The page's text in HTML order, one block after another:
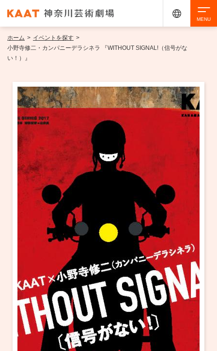
イベントを探す
・ イベント一覧
・ イベントカレンダー
ご来場案内
・ 館内サービス・アクセシビリティ
・ フロアマップ
・ レストラン/カフェ
・ よくある質問
施設を借りる
KAATについて
・ 芸術監督
・ 施設概要
・ フロアマップ
KAAT 神奈川芸術劇場
SNS
アクセシビリティ チケット購入 交通案内
ホーム > イベントを探す >
小野寺修二・カンパニーデラシネラ 『WITHOUT SIGNAL!（信号がな
い！）』